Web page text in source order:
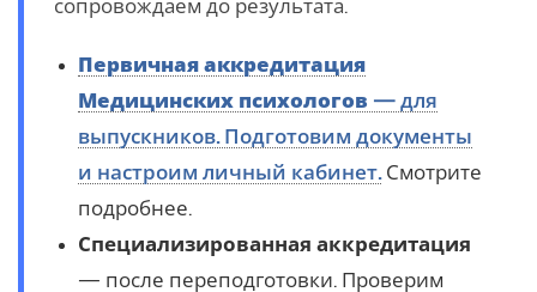
сопровождаем до результата.
Первичная аккредитация
Медицинских психологов — для
выпускников. Подготовим документы
и настроим личный кабинет.Смотрите
подробнее.
Специализированная аккредитация
— после переподготовки. Проверим